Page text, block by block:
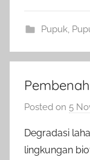
Pupuk,
Posted on 5
Degradasi
lingkungan